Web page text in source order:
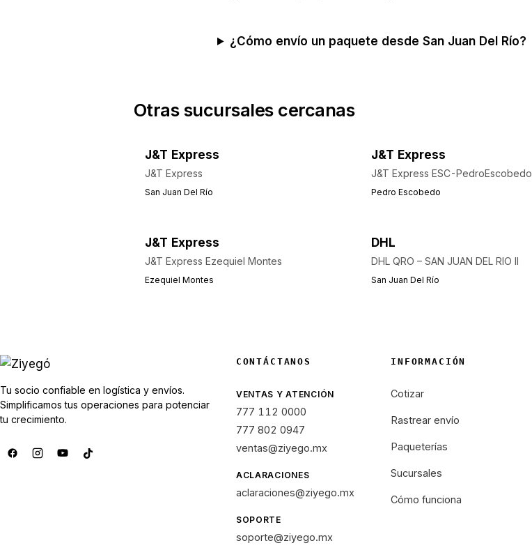
¿Cómo envío un paquete desde San Juan Del Río?
Otras sucursales cercanas
J&T Express
J&T Express
San Juan Del Río
J&T Express
J&T Express ESC-PedroEscobedo
Pedro Escobedo
J&T Express
J&T Express Ezequiel Montes
Ezequiel Montes
DHL
DHL QRO – SAN JUAN DEL RIO II
San Juan Del Río
Tu socio confiable en logística y envíos.
Simplificamos tus operaciones para potenciar
tu crecimiento.
CONTÁCTANOS
VENTAS Y ATENCIÓN
777 112 0000
777 802 0947
ventas@ziyego.mx
ACLARACIONES
aclaraciones@ziyego.mx
SOPORTE
soporte@ziyego.mx
INFORMACIÓN
Cotizar
Rastrear envío
Paqueterías
Sucursales
Cómo funciona